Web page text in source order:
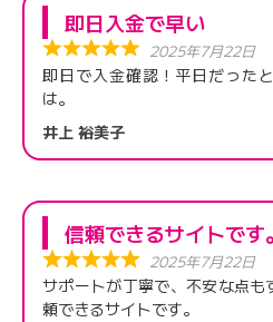
即日入金で早い
2025年7月22日
即日で入金確認！平日だった
は。
井上 裕美子
信頼できるサイトです。
2025年7月22日
サポートが丁寧で、不安な点
頼できるサイトです。